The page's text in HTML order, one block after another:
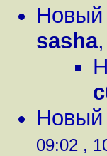
Новый
sasha,
Новый
09:02 ,